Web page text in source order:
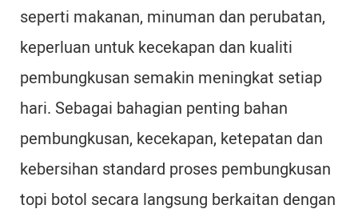
seperti makanan, minuman dan perubatan,
keperluan untuk kecekapan dan kualiti
pembungkusan semakin meningkat setiap
hari. Sebagai bahagian penting bahan
pembungkusan, kecekapan, ketepatan dan
kebersihan standard proses pembungkusan
topi botol secara langsung berkaitan dengan